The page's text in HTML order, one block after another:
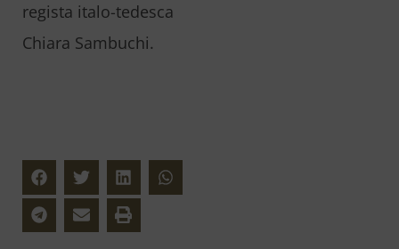
regista italo-tedesca
Chiara Sambuchi.